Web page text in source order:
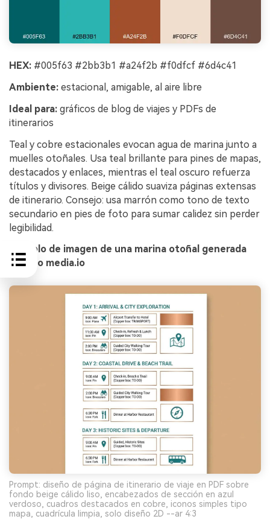
HEX: #005f63 #2bb3b1 #a24f2b #f0dfcf #6d4c41
Ambiente: estacional, amigable, al aire libre
Ideal para: gráficos de blog de viajes y PDFs de
itinerarios
Teal y cobre estacionales evocan agua de marina junto a
muelles otoñales. Usa teal brillante para pines de mapas,
destacados y enlaces, mientras el teal oscuro refuerza
títulos y divisores. Beige cálido suaviza páginas extensas
de itinerario. Consejo: usa marrón como tono de texto
secundario en pies de foto para sumar calidez sin perder
legibilidad.
Ejemplo de imagen de una marina otoñal generada
usando media.io
Prompt: diseño de página de itinerario de viaje en PDF sobre
fondo beige cálido liso, encabezados de sección en azul
verdoso, cuadros destacados en cobre, iconos simples tipo
mapa, cuadrícula limpia, solo diseño 2D --ar 4:3